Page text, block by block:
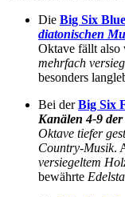
Die Big Six
diatonischen
Oktave fällt also
mehrfach
besonders
Bei derBig Six
Kanälen 4-9
Oktave tiefer
Country-Musik.
versiegeltem
bewährte